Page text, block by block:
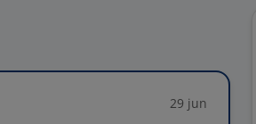
29 jun